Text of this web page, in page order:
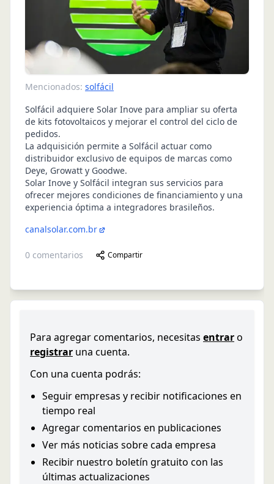
Mencionados: solfácil
Solfácil adquiere Solar Inove para ampliar su oferta
de kits fotovoltaicos y mejorar el control del ciclo de
pedidos.
La adquisición permite a Solfácil actuar como
distribuidor exclusivo de equipos de marcas como
Deye, Growatt y Goodwe.
Solar Inove y Solfácil integran sus servicios para
ofrecer mejores condiciones de financiamiento y una
experiencia óptima a integradores brasileños.
canalsolar.com.br
0 comentarios Compartir
Para agregar comentarios, necesitas entraro
registrar una cuenta.
Con una cuenta podrás:
Seguir empresas y recibir notificaciones en
tiempo real
Agregar comentarios en publicaciones
Ver más noticias sobre cada empresa
Recibir nuestro boletín gratuito con las
últimas actualizaciones